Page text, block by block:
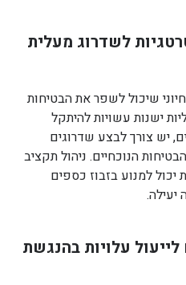
לשדרוג מעלית
שיכול לשפר את הבטיחות
ישנות עשויות להיתקל
יש צורך לבצע שדרוגים
הנוכחיים. ניהול תקציב
למנוע בזבוז כספים
עלויות בהנגשת